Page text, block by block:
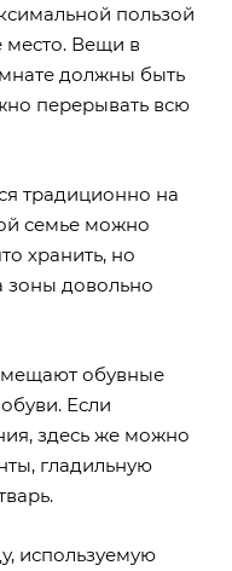
пользой
место. Вещи в
должны быть
перерывать всю
традиционно на
семье можно
хранить, но
зоны довольно
обувные
Если
здесь же можно
гладильную
используемую